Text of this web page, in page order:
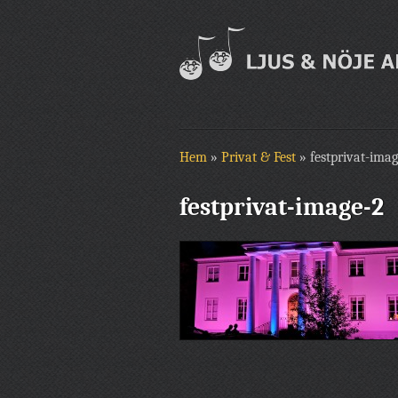
Hem » Privat & Fest » festprivat-
festprivat-image-2